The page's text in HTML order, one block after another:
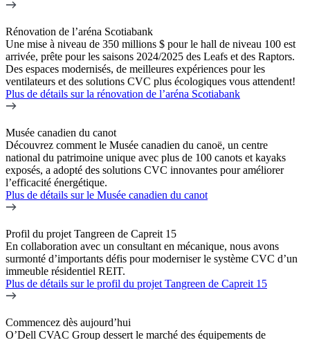
Rénovation de l’aréna Scotiabank
Une mise à niveau de 350 millions $ pour le hall de niveau 100 est
arrivée, prête pour les saisons 2024/2025 des Leafs et des Raptors.
Des espaces modernisés, de meilleures expériences pour les
ventilateurs et des solutions CVC plus écologiques vous attendent!
Plus de détails sur la rénovation de l’aréna Scotiabank
Musée canadien du canot
Découvrez comment le Musée canadien du canoë, un centre
national du patrimoine unique avec plus de 100 canots et kayaks
exposés, a adopté des solutions CVC innovantes pour améliorer
l’efficacité énergétique.
Plus de détails sur le Musée canadien du canot
Profil du projet Tangreen de Capreit 15
En collaboration avec un consultant en mécanique, nous avons
surmonté d’importants défis pour moderniser le système CVC d’un
immeuble résidentiel REIT.
Plus de détails sur le profil du projet Tangreen de Capreit 15
Commencez dès aujourd’hui
O’Dell CVAC Group dessert le marché des équipements de